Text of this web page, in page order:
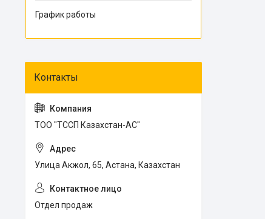
График работы
ТОО "ТССП Казахстан-АС"
Улица Акжол, 65, Астана, Казахстан
Отдел продаж